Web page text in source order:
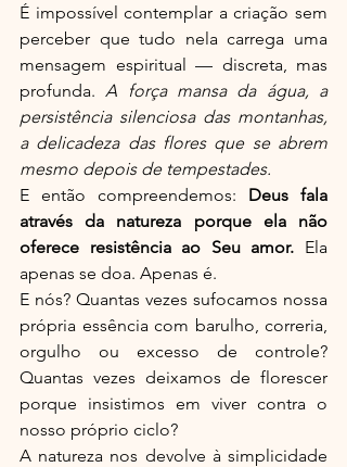
É impossível contemplar a criação sem
perceber que tudo nela carrega uma
mensagem espiritual — discreta, mas
profunda. A força mansa da água, a
persistência silenciosa das montanhas,
a delicadeza das flores que se abrem
mesmo depois de tempestades.
E então compreendemos: Deus fala
através da natureza porque ela não
oferece resistência ao Seu amor. Ela
apenas se doa. Apenas é.
E nós? Quantas vezes sufocamos nossa
própria essência com barulho, correria,
orgulho ou excesso de controle?
Quantas vezes deixamos de florescer
porque insistimos em viver contra o
nosso próprio ciclo?
A natureza nos devolve à simplicidade